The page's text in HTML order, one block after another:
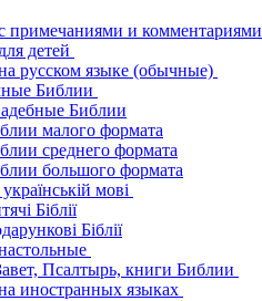
примечаниями и комментариями
детей
русском языке (обычные)
Библии
Библии
малого формата
среднего формата
большого формата
українській мові
Біблії
Біблії
Псалтырь, книги Библии
иностранных языках